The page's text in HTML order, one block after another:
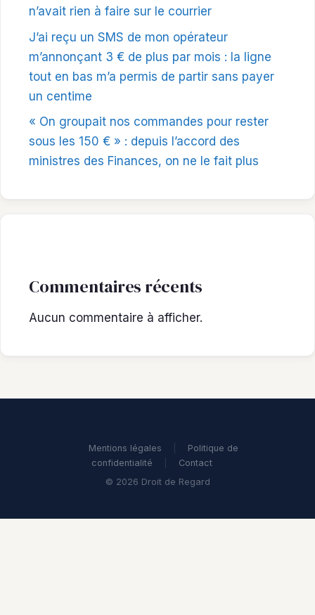
n’avait rien à faire sur le courrier
J’ai reçu un SMS de mon opérateur
m’annonçant 3 € de plus par mois : la ligne
tout en bas m’a permis de partir sans payer
un centime
« On groupait nos commandes pour rester
sous les 150 € » : depuis l’accord des
ministres des Finances, on ne le fait plus
Commentaires récents
Aucun commentaire à afficher.
Mentions légales
Politique de
confidentialité
Contact
© 2026 Droit de Regard